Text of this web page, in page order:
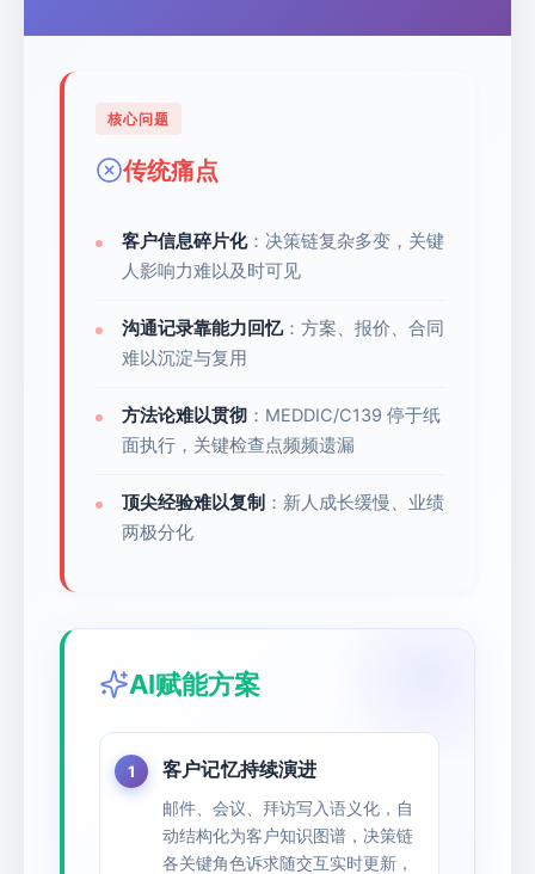
核心问题
传统痛点
客户信息碎片化：决策链复杂多变，关键
人影响力难以及时可见
沟通记录靠能力回忆：方案、报价、合同
难以沉淀与复用
方法论难以贯彻 ：MEDDIC/C139 停于纸
面执行，关键检查点频频遗漏
顶尖经验难以复制 ：新人成长缓慢、业绩
两极分化
AI赋能方案
客户记忆持续演进
邮件、会议、拜访写入语义化，自
动结构化为客户知识图谱，决策链
各关键角色诉求随交互实时更新，